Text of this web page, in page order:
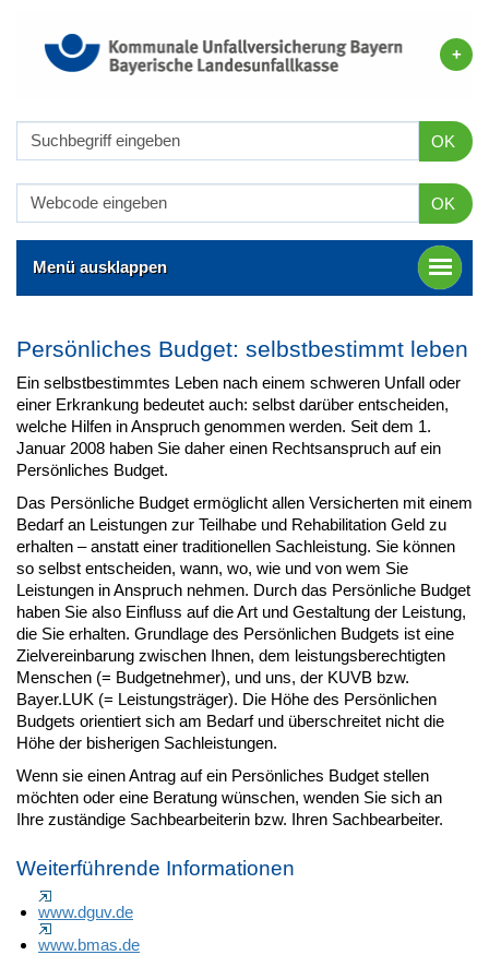
OK
OK
Menü ausklappen
Persönliches Budget: selbstbestimmt leben
Ein selbstbestimmtes Leben nach einem schweren Unfall oder
einer Erkrankung bedeutet auch: selbst darüber entscheiden,
welche Hilfen in Anspruch genommen werden. Seit dem 1.
Januar 2008 haben Sie daher einen Rechtsanspruch auf ein
Persönliches Budget.
Das Persönliche Budget ermöglicht allen Versicherten mit einem
Bedarf an Leistungen zur Teilhabe und Rehabilitation Geld zu
erhalten – anstatt einer traditionellen Sachleistung. Sie können
so selbst entscheiden, wann, wo, wie und von wem Sie
Leistungen in Anspruch nehmen. Durch das Persönliche Budget
haben Sie also Einfluss auf die Art und Gestaltung der Leistung,
die Sie erhalten. Grundlage des Persönlichen Budgets ist eine
Zielvereinbarung zwischen Ihnen, dem leistungsberechtigten
Menschen (= Budgetnehmer), und uns, der KUVB bzw.
Bayer.LUK (= Leistungsträger). Die Höhe des Persönlichen
Budgets orientiert sich am Bedarf und überschreitet nicht die
Höhe der bisherigen Sachleistungen.
Wenn sie einen Antrag auf ein Persönliches Budget stellen
möchten oder eine Beratung wünschen, wenden Sie sich an
Ihre zuständige Sachbearbeiterin bzw. Ihren Sachbearbeiter.
Weiterführende Informationen
www.dguv.de
www.bmas.de